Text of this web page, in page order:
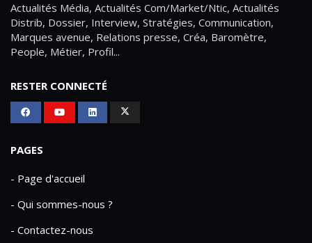
Actualités Média, Actualités Com/Market/Ntic, Actualités
Distrib, Dossier, Interview, Stratégies, Communication,
Marques avenue, Relations presse, Créa, Baromètre,
People, Métier, Profil...
RESTER CONNECTÉ
PAGES
- Page d'accueil
- Qui sommes-nous ?
- Contactez-nous